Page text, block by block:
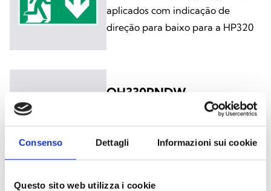
Consenso Dettagli Informazioni sui cookie
Questo sito web utilizza i cookie
aplicados com indicação de
direção para baixo para a HP320
OH330PNDW
Painel em PMMA e pictogramas
aplicados com indicação de
direção para baixo para a HP330